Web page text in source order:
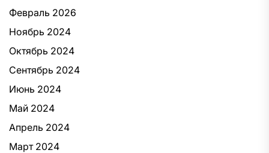
Февраль 2026
Ноябрь 2024
Октябрь 2024
Сентябрь 2024
Июнь 2024
Май 2024
Апрель 2024
Март 2024